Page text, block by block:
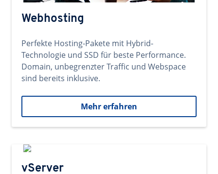
Webhosting
Perfekte Hosting-Pakete mit Hybrid-
Technologie und SSD für beste Performance.
Domain, unbegrenzter Traffic und Webspace
sind bereits inklusive.
Mehr erfahren
vServer